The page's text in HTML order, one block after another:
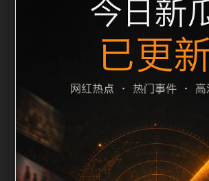
alt、title 之间识别一致主题。后续每日
续执行远程图片本地化、坏图默认图
description 长度过滤。如果同一主题
面，应通过不同角度补充事件背景、
题或专题入口，降低站群页面之间的
保留同类推荐、上一篇下一篇和
要页面点击深度尽量控制在三次以内。
用户搜索路径补充三类信息：入口是
有哪些可继续阅读、移动端打开时图